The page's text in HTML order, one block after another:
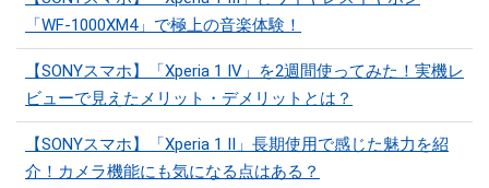
「WF-1000XM4」で極上の音楽体験！
【SONYスマホ】「Xperia 1 IV」を2週間使ってみた！実機レ
ビューで見えたメリット・デメリットとは？
【SONYスマホ】「Xperia 1 II」長期使用で感じた魅力を紹
介！カメラ機能にも気になる点はある？